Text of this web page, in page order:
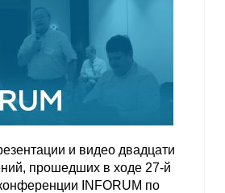
и видео двадцати
прошедших в ходе 27-й
INFORUM по